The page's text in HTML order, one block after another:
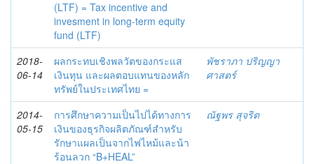
(LTF) = Tax incentive and
invesment in long-term equity
fund (LTF)
2018-
06-14
ผลกระทบเชิงพลวัตของกระแส
เงินทุน และผลตอบแทนของหลัก
ทรัพย์ในประเทศไทย =
พัชราภา ปริญญา
ศาสตร์
2014-
05-15
การศึกษาความเป็นไปได้ทางการ
เงินของธุรกิจผลิตภัณฑ์สำหรับ
รักษาแผลเป็นจากไฟไหม้และน้า
ร้อนลวก “B+HEAL”
ณัฐพร สุจริต